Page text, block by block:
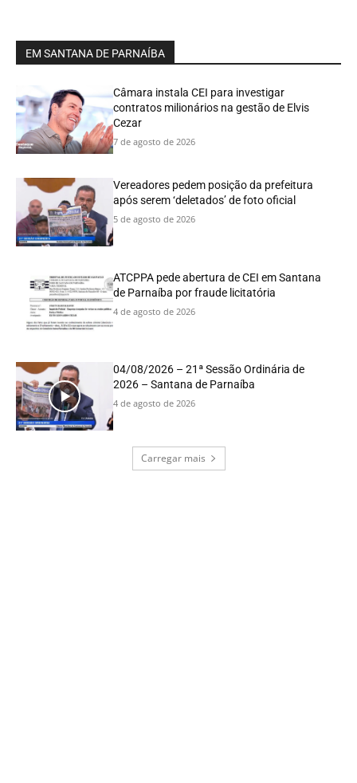
EM SANTANA DE PARNAÍBA
Câmara instala CEI para investigar
contratos milionários na gestão de Elvis
Cezar
7 de agosto de 2026
Vereadores pedem posição da prefeitura
após serem ‘deletados’ de foto oficial
5 de agosto de 2026
ATCPPA pede abertura de CEI em Santana
de Parnaíba por fraude licitatória
4 de agosto de 2026
04/08/2026 – 21ª Sessão Ordinária de
2026 – Santana de Parnaíba
4 de agosto de 2026
Carregar mais